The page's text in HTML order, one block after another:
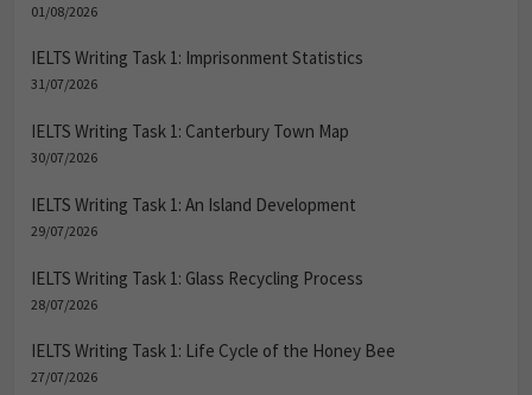
01/08/2026
IELTS Writing Task 1: Imprisonment Statistics
31/07/2026
IELTS Writing Task 1: Canterbury Town Map
30/07/2026
IELTS Writing Task 1: An Island Development
29/07/2026
IELTS Writing Task 1: Glass Recycling Process
28/07/2026
IELTS Writing Task 1: Life Cycle of the Honey Bee
27/07/2026